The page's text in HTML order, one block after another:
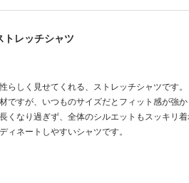
トレッチシャツ
らしく見せてくれる、ストレッチシャツです。
ですが、いつものサイズだとフィット感が強
くなり過ぎず、全体のシルエットもスッキリ着
ィネートしやすいシャツです。